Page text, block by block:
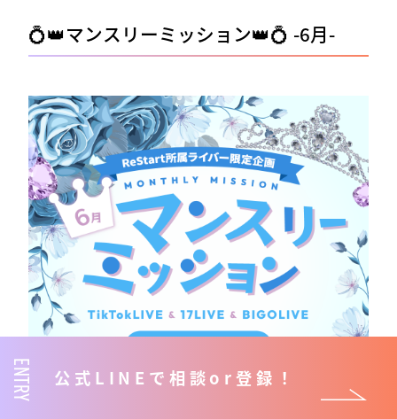
💍👑マンスリーミッション👑💍 -6月-
ENTRY 公式LINEで相談or登録！